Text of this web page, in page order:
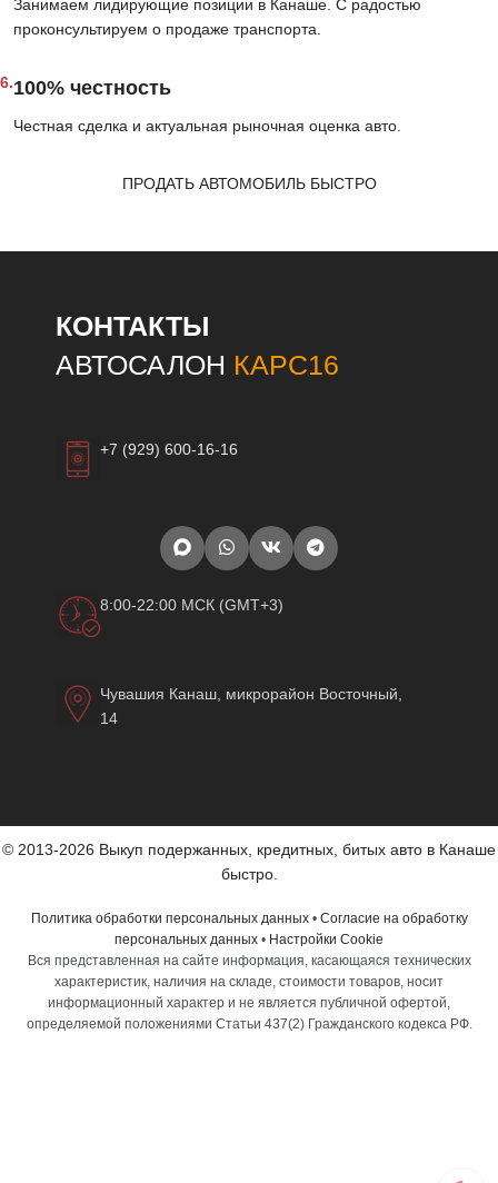
Занимаем лидирующие позиции в Канаше. С радостью
проконсультируем о продаже транспорта.
6.100% честность
Честная сделка и актуальная рыночная оценка авто.
ПРОДАТЬ АВТОМОБИЛЬ БЫСТРО
КОНТАКТЫ
АВТОСАЛОН КАРС16
+7 (929) 600-16-16
8:00-22:00 МСК (GMT+3)
Чувашия Канаш, микрорайон Восточный,
14
© 2013-2026 Выкуп подержанных, кредитных, битых авто в Канаше
быстро.
Политика обработки персональных данных• Согласие на обработку
персональных данных • Настройки Cookie
Вся представленная на сайте информация, касающаяся технических
характеристик, наличия на складе, стоимости товаров, носит
информационный характер и не является публичной офертой,
определяемой положениями Статьи 437(2) Гражданского кодекса РФ.